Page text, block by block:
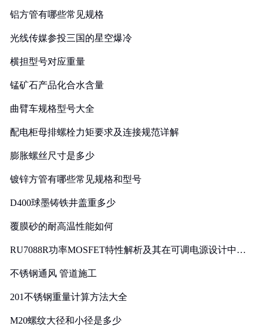
铝方管有哪些常见规格
光线传媒参投三国的星空爆冷
横担型号对应重量
锰矿石产品化合水含量
曲臂车规格型号大全
配电柜母排螺栓力矩要求及连接规范详解
膨胀螺丝尺寸是多少
镀锌方管有哪些常见规格和型号
D400球墨铸铁井盖重多少
覆膜砂的耐高温性能如何
RU7088R功率MOSFET特性解析及其在可调电源设计中的
不锈钢通风 管道施工
201不锈钢重量计算方法大全
M20螺纹大径和小径是多少